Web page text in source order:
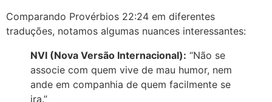
Comparando Provérbios 22:24 em diferentes
traduções, notamos algumas nuances interessantes:
NVI (Nova Versão Internacional): “Não se
associe com quem vive de mau humor, nem
ande em companhia de quem facilmente se
ira.”